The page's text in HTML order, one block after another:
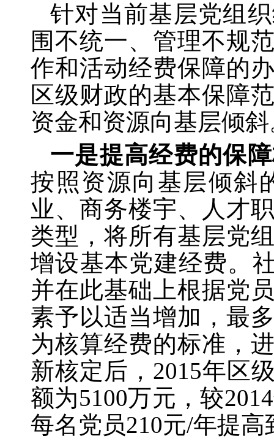
针对当前基层党组
围不统一、管理不规
作和活动经费保障的
区级财政的基本保障
资金和资源向基层倾
一是提高经费的保
按照资源向基层倾斜
业、商务楼宇、人才
类型，将所有基层党
增设基本党建经费。
并在此基础上根据党
素予以适当增加，最
为核算经费的标准，
新核定后，2015年区
额为5100万元，较
每名党员210元/年提